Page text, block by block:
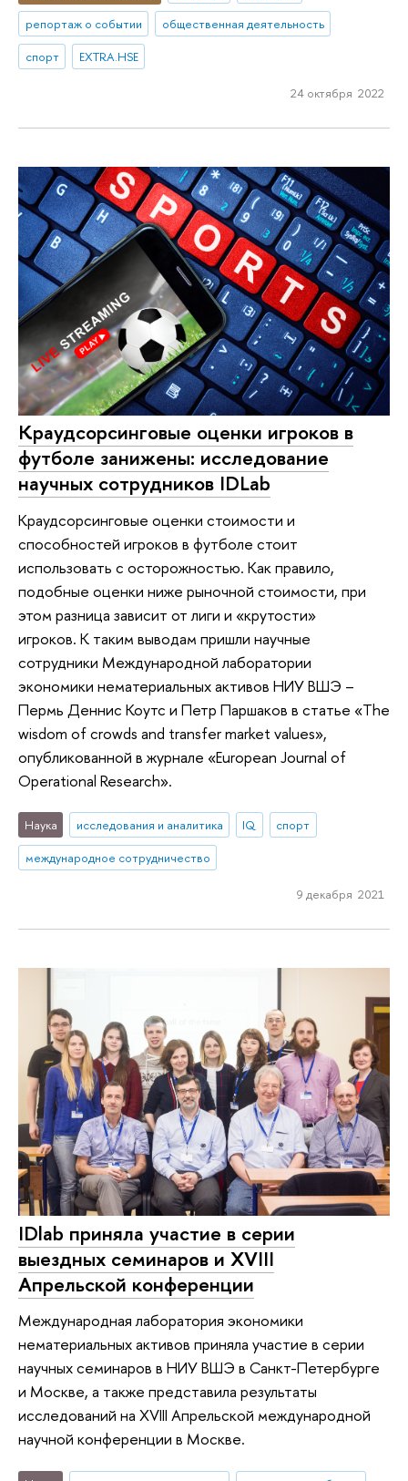
репортаж о событии
общественная деятельность
спорт
EXTRA.HSE
24 октября 2022
Краудсорсинговые оценки игроков в
футболе занижены: исследование
научных сотрудников IDLab
Краудсорсинговые оценки стоимости и
способностей игроков в футболе стоит
использовать с осторожностью. Как правило,
подобные оценки ниже рыночной стоимости, при
этом разница зависит от лиги и «крутости»
игроков. К таким выводам пришли научные
сотрудники Международной лаборатории
экономики нематериальных активов НИУ ВШЭ –
Пермь Деннис Коутс и Петр Паршаков в статье «The
wisdom of crowds and transfer market values»,
опубликованной в журнале «European Journal of
Operational Research».
Наука исследования и аналитика IQ
спорт
международное сотрудничество
9 декабря 2021
IDlab приняла участие в серии
выездных семинаров и XVIII
Апрельской конференции
Международная лаборатория экономики
нематериальных активов приняла участие в серии
научных семинаров в НИУ ВШЭ в Санкт-Петербурге
и Москве, а также представила результаты
исследований на XVIII Апрельской международной
научной конференции в Москве.